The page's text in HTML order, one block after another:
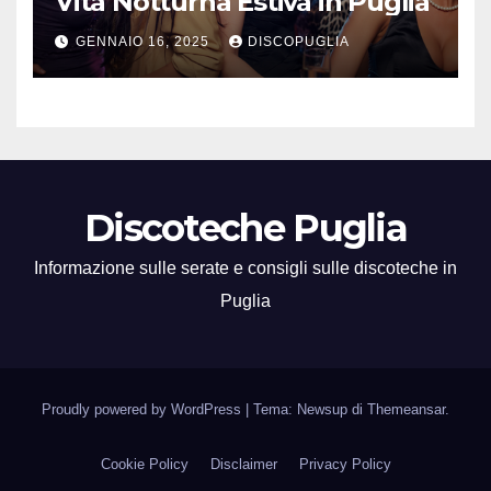
GENNAIO 16, 2025 DISCOPUGLIA
Discoteche Puglia
Informazione sulle serate e consigli sulle discoteche in
Puglia
Proudly powered by WordPress Tema: Newsup di Themeansar.
Cookie Policy Disclaimer Privacy Policy